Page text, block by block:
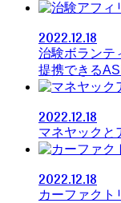
2022.12.18
治験ボランテ
提携できる
2022.12.18
マネヤックと
2022.12.18
カーファクト